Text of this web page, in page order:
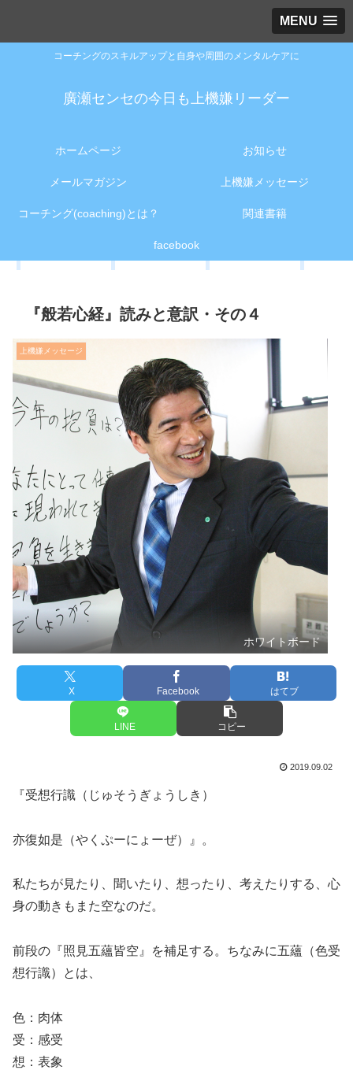
MENU
コーチングのスキルアップと自身や周囲のメンタルケアに
廣瀬センセの今日も上機嫌リーダー
ホームページ お知らせ
メールマガジン 上機嫌メッセージ
コーチング(coaching)とは？ 関連書籍
facebook
『般若心経』読みと意訳・その４
上機嫌メッセージ
ホワイトボード
X Facebook はてブ
LINE コピー
2019.09.02
『受想行識（じゅそうぎょうしき）
亦復如是（やくぷーにょーぜ）』。
私たちが見たり、聞いたり、想ったり、考えたりする、心
身の動きもまた空なのだ。
前段の『照見五蘊皆空』を補足する。ちなみに五蘊（色受
想行識）とは、
色：肉体
受：感受
想：表象